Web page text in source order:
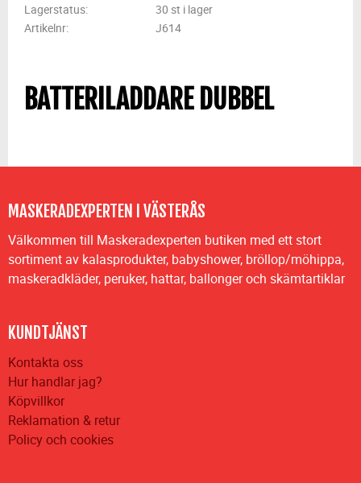
Lagerstatus
30 st i lager
Artikelnr
J614
BATTERILADDARE DUBBEL
MASKERADEXPERTEN I VÄSTERÅS
Välkommen till Maskeradexperten butiken med ett stort
sortiment av kalasprodukter, babyshower, bröllop/möhippa,
maskeradkläder, peruker, hattar, ballonger och skämtartiklar
KUNDTJÄNST
Kontakta oss
Hur handlar jag?
Köpvillkor
Reklamation & retur
Policy och cookies